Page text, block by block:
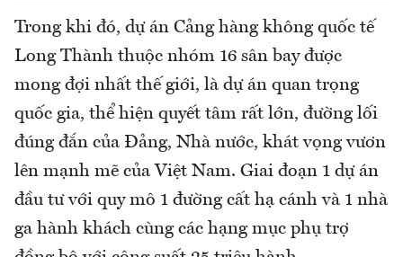
Trong khi đó, dự án Cảng hàng không quốc tế
Long Thành thuộc nhóm 16 sân bay được
mong đợi nhất thế giới, là dự án quan trọng
quốc gia, thể hiện quyết tâm rất lớn, đường lối
đúng đắn của Đảng, Nhà nước, khát vọng vươn
lên mạnh mẽ của Việt Nam. Giai đoạn 1 dự án
đầu tư với quy mô 1 đường cất hạ cánh và 1 nhà
ga hành khách cùng các hạng mục phụ trợ